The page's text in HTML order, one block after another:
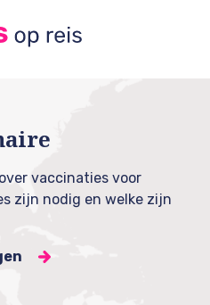
vaccinaties voor
zijn nodig en welke zijn